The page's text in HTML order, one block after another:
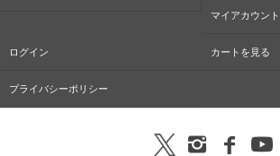
マイアカウント
ログイン カートを見る
プライバシーポリシー